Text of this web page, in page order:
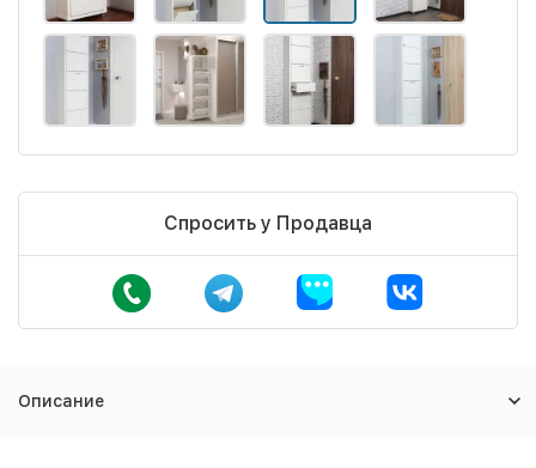
Спросить у Продавца
Описание